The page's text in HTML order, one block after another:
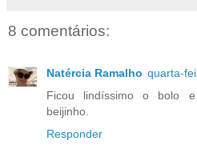
8 comentários:
Natércia Ramalho quarta-
Ficou lindíssimo o bolo e
beijinho.
Responder